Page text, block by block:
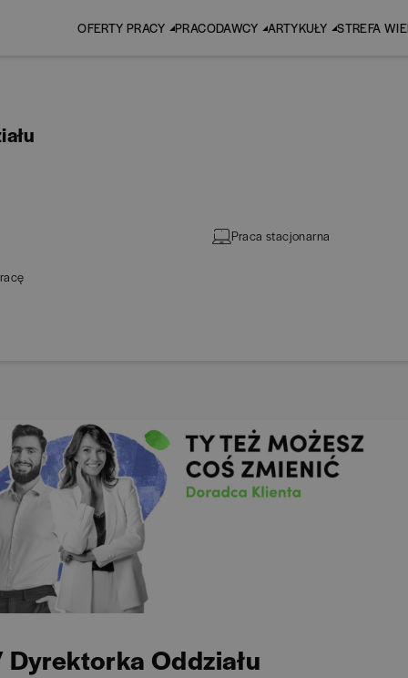
OFERTY PRACY PRACODAWCY ARTYKUŁY STREFA
Praca stacjonarna
Oddziału